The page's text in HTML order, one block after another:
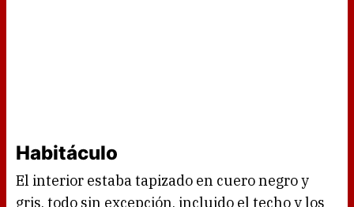
Habitáculo
El interior estaba tapizado en cuero negro y
gris, todo sin excepción, incluido el techo y los